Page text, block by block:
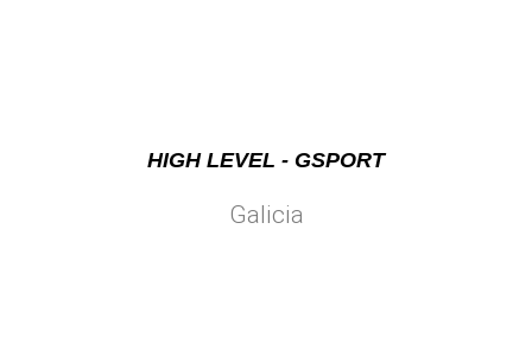
HIGH LEVEL - GSPORT
Galicia